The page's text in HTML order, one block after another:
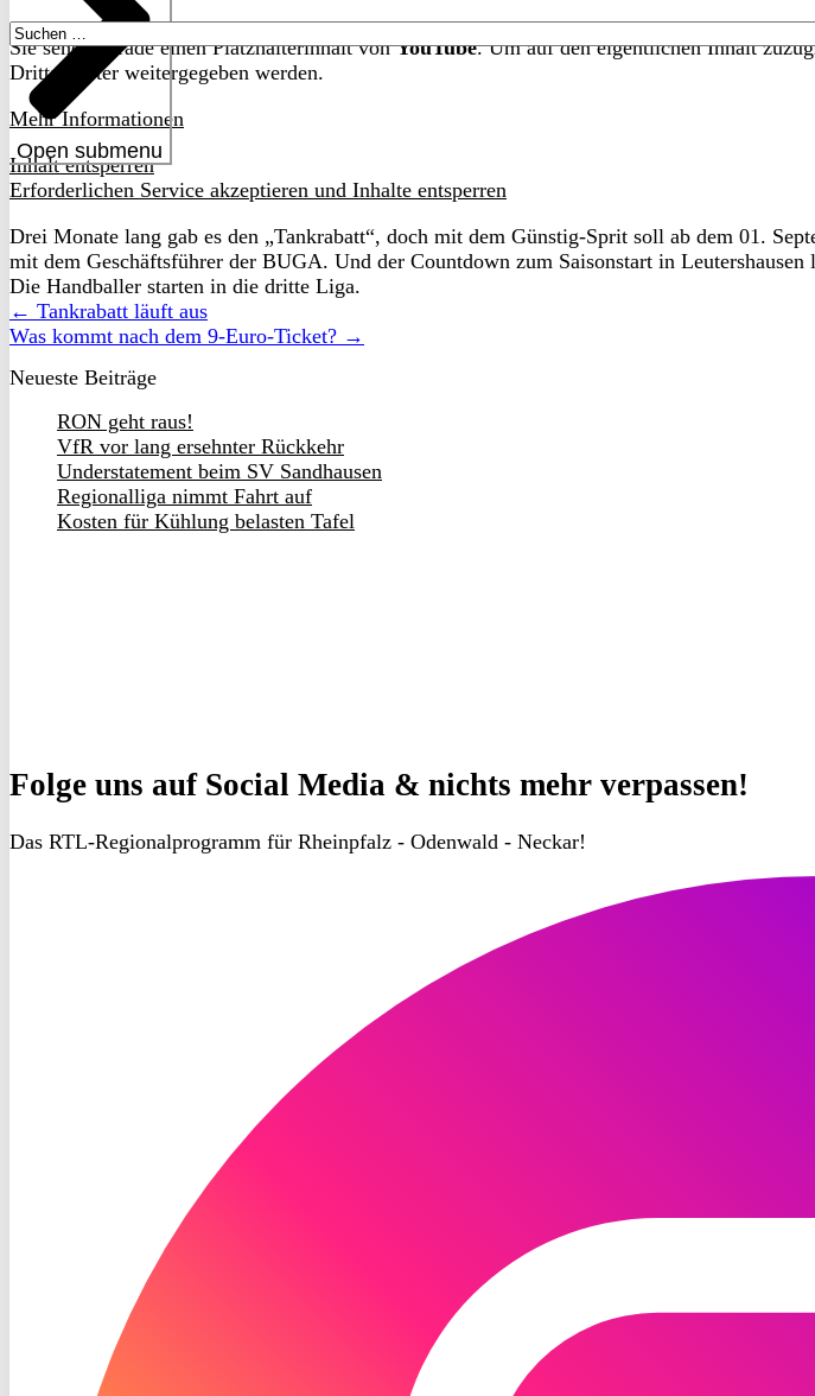
Open submenu
Suchen
nach:
Sie sehen gerade einen Platzhalterinhalt vonYouTube. Um auf den eigentlichen Inhalt
Drittanbieter weitergegeben werden.
Mehr Informationen
Inhalt entsperren
Erforderlichen Service akzeptieren und Inhalte entsperren
Drei Monate lang gab es den „Tankrabatt“, doch mit dem Günstig-Sprit soll ab dem 01.
mit dem Geschäftsführer der BUGA. Und der Countdown zum Saisonstart in Leutershausen
Die Handballer starten in die dritte Liga.
← Tankrabatt läuft aus
Was kommt nach dem 9-Euro-Ticket? →
Neueste Beiträge
RON geht raus!
VfR vor lang ersehnter Rückkehr
Understatement beim SV Sandhausen
Regionalliga nimmt Fahrt auf
Kosten für Kühlung belasten Tafel
Folge uns auf Social Media & nichts mehr verpassen!
Das RTL-Regionalprogramm für Rheinpfalz - Odenwald - Neckar!